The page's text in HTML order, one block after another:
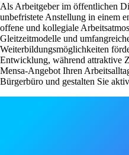
Als Arbeitgeber im öffentlichen
unbefristete Anstellung in einem
offene und kollegiale
Gleitzeitmodelle und
Weiterbildungsmöglichkeiten
Entwicklung, während attraktive
Mensa-Angebot Ihren
Bürgerbüro und gestalten Sie